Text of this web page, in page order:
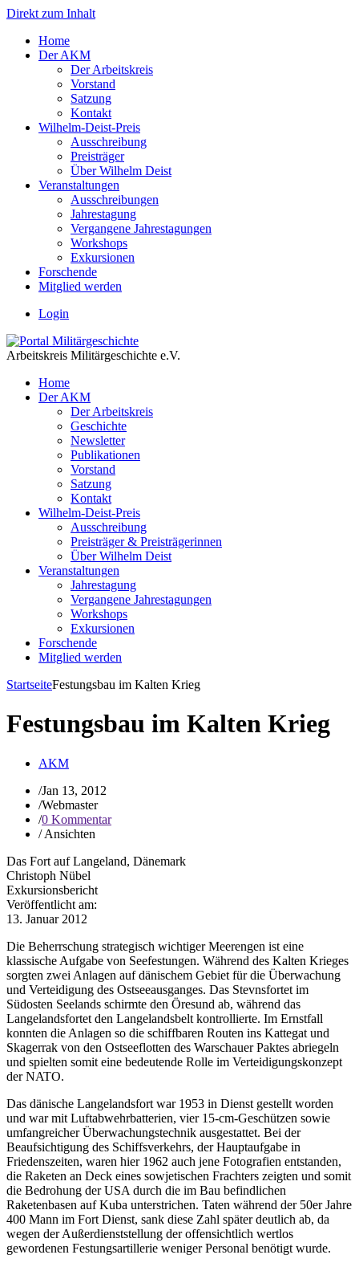
Direkt zum Inhalt
Home
Der AKM
Der Arbeitskreis
Vorstand
Satzung
Kontakt
Wilhelm-Deist-Preis
Ausschreibung
Preisträger
Über Wilhelm Deist
Veranstaltungen
Ausschreibungen
Jahrestagung
Vergangene Jahrestagungen
Workshops
Exkursionen
Forschende
Mitglied werden
Login
Arbeitskreis Militärgeschichte e.V.
Home
Der AKM
Der Arbeitskreis
Geschichte
Newsletter
Publikationen
Vorstand
Satzung
Kontakt
Wilhelm-Deist-Preis
Ausschreibung
Preisträger & Preisträgerinnen
Über Wilhelm Deist
Veranstaltungen
Jahrestagung
Vergangene Jahrestagungen
Workshops
Exkursionen
Forschende
Mitglied werden
StartseiteFestungsbau im Kalten Krieg
Festungsbau im Kalten Krieg
AKM
/Jan 13, 2012
/Webmaster
/0 Kommentar
/Ansichten
Das Fort auf Langeland, Dänemark
Christoph Nübel
Exkursionsbericht
Veröffentlicht am:
13. Januar 2012
Die Beherrschung strategisch wichtiger Meerengen ist eine
klassische Aufgabe von Seefestungen. Während des Kalten Krieges
sorgten zwei Anlagen auf dänischem Gebiet für die Überwachung
und Verteidigung des Ostseeausganges. Das Stevnsfortet im
Südosten Seelands schirmte den Öresund ab, während das
Langelandsfortet den Langelandsbelt kontrollierte. Im Ernstfall
konnten die Anlagen so die schiffbaren Routen ins Kattegat und
Skagerrak von den Ostseeflotten des Warschauer Paktes abriegeln
und spielten somit eine bedeutende Rolle im Verteidigungskonzept
der NATO.
Das dänische Langelandsfort war 1953 in Dienst gestellt worden
und war mit Luftabwehrbatterien, vier 15-cm-Geschützen sowie
umfangreicher Überwachungstechnik ausgestattet. Bei der
Beaufsichtigung des Schiffsverkehrs, der Hauptaufgabe in
Friedenszeiten, waren hier 1962 auch jene Fotografien entstanden,
die Raketen an Deck eines sowjetischen Frachters zeigten und somit
die Bedrohung der USA durch die im Bau befindlichen
Raketenbasen auf Kuba unterstrichen. Taten während der 50er Jahre
400 Mann im Fort Dienst, sank diese Zahl später deutlich ab, da
wegen der Außerdienststellung der offensichtlich wertlos
gewordenen Festungsartillerie weniger Personal benötigt wurde.